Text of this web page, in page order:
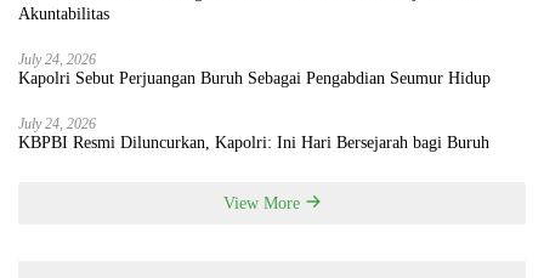
Akuntabilitas
July 24, 2026
Kapolri Sebut Perjuangan Buruh Sebagai Pengabdian Seumur Hidup
July 24, 2026
KBPBI Resmi Diluncurkan, Kapolri: Ini Hari Bersejarah bagi Buruh
View More